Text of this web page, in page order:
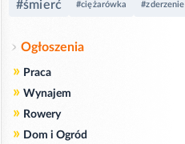
#śmierć #ciężarówka #zderzenie
Ogłoszenia
» Praca
» Wynajem
» Rowery
» Dom i Ogród